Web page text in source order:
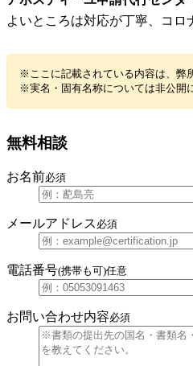
よいところは対応が丁寧、コロ
※ここに記載されている内容は、弊
※実名・固有名称については非公開
無料相談
お名前必須
メールアドレス 必須
電話番号(携帯も可)任意
お問い合わせ内容必須